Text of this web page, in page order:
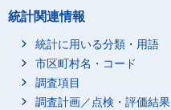
統計関連情報
統計に用いる分類・用語
市区町村名・コード
調査項目
調査計画／点検・評価結果